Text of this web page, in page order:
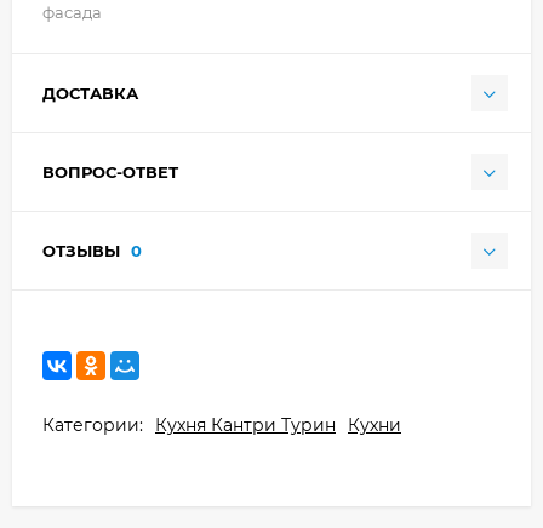
фасада
ДОСТАВКА
ВОПРОС-ОТВЕТ
ОТЗЫВЫ 0
Категории: Кухня Кантри Турин Кухни